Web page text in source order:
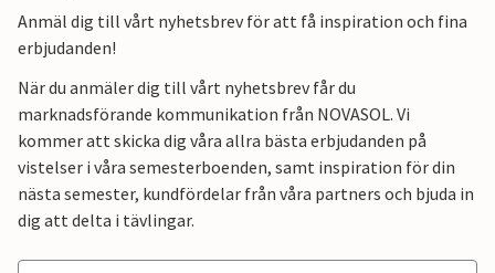
Anmäl dig till vårt nyhetsbrev för att få inspiration och fina
erbjudanden!
När du anmäler dig till vårt nyhetsbrev får du
marknadsförande kommunikation från NOVASOL. Vi
kommer att skicka dig våra allra bästa erbjudanden på
vistelser i våra semesterboenden, samt inspiration för din
nästa semester, kundfördelar från våra partners och bjuda in
dig att delta i tävlingar.